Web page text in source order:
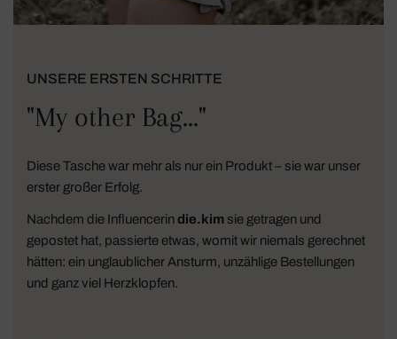
UNSERE ERSTEN SCHRITTE
"My other Bag..."
Diese Tasche war mehr als nur ein Produkt – sie war unser
erster großer Erfolg.
Nachdem die Influencerindie.kim sie getragen und
gepostet hat, passierte etwas, womit wir niemals gerechnet
hätten: ein unglaublicher Ansturm, unzählige Bestellungen
und ganz viel Herzklopfen.